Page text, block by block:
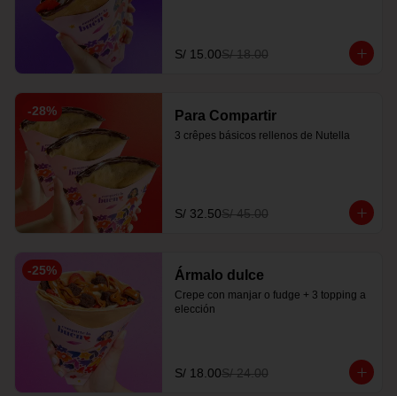
S/ 15.00S/ 18.00
-28% Para Compartir
3 crêpes básicos rellenos de Nutella
S/ 32.50S/ 45.00
-25% Ármalo dulce
Crepe con manjar o fudge + 3 topping a
elección
S/ 18.00S/ 24.00